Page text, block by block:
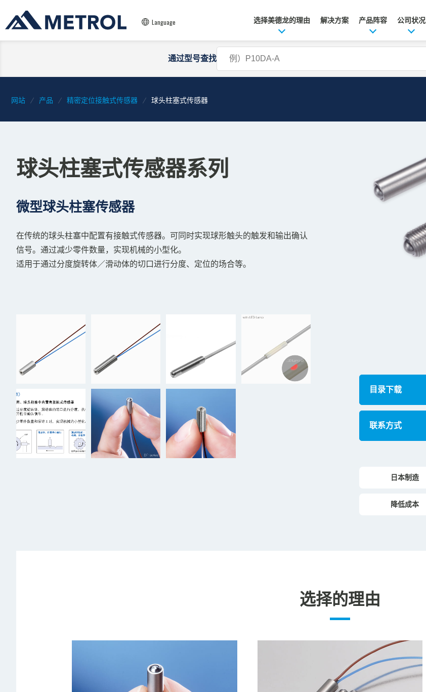
Language 选择美德龙的理由 解决方案 产品阵容 公司状况
通过型号查找
网站 产品 精密定位接触式传感器 球头柱塞式传感器
球头柱塞式传感器系列
微型球头柱塞传感器
在传统的球头柱塞中配置有接触式传感器。可同时实现球形触头的触发和输出确认
信号。通过减少零件数量，实现机械的小型化。
适用于通过分度旋转体／滑动体的切口进行分度、定位的场合等。
目录下载
联系方式
日本制造
降低成本
选择的理由